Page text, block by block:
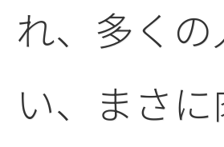
れ、多く
い、まさ